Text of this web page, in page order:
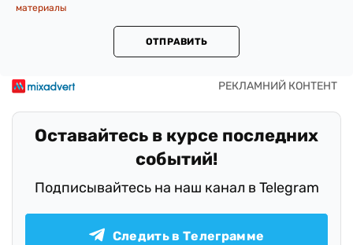
материалы
ОТПРАВИТЬ
Оставайтесь в курсе последних
событий!
Подписывайтесь на наш канал в Telegram
Следить в Телеграмме